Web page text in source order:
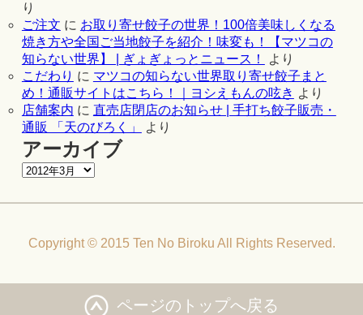
り
ご注文 に お取り寄せ餃子の世界！100倍美味しくなる
焼き方や全国ご当地餃子を紹介！味変も！【マツコの
知らない世界】 | ぎょぎょっとニュース！
より
こだわり に マツコの知らない世界取り寄せ餃子まと
め！通販サイトはこちら！｜ヨシえもんの呟き より
店舗案内 に 直売店閉店のお知らせ | 手打ち餃子販売・
通販 「天のびろく」
より
アーカイブ
Copyright © 2015 Ten No Biroku All Rights Reserved.
ページのトップへ戻る